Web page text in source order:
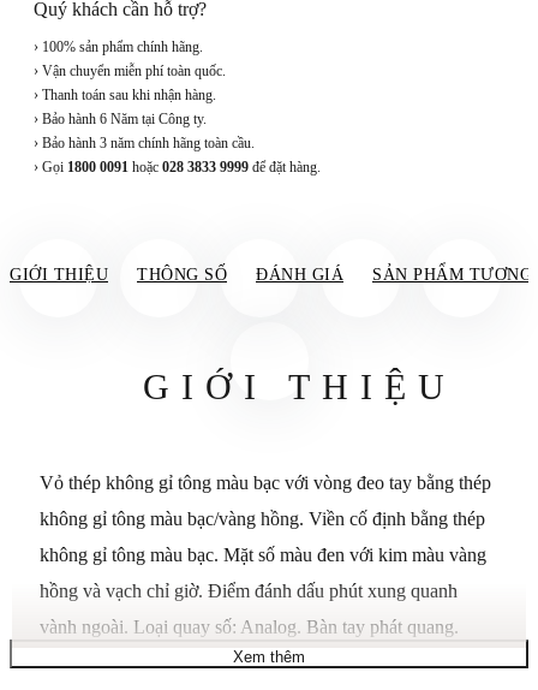
Quý khách cần hỗ trợ?
› 100% sản phẩm chính hãng.
› Vận chuyển miễn phí toàn quốc.
› Thanh toán sau khi nhận hàng.
› Bảo hành 6 Năm tại Công ty.
› Bảo hành 3 năm chính hãng toàn cầu.
› Gọi 1800 0091 hoặc 028 3833 9999 để đặt hàng.
GIỚI THIỆU THÔNG SỐ ĐÁNH GIÁ SẢN PHẨM TƯƠNG
GIỚI THIỆU
Vỏ thép không gỉ tông màu bạc với vòng đeo tay bằng thép
không gỉ tông màu bạc/vàng hồng. Viền cố định bằng thép
không gỉ tông màu bạc. Mặt số màu đen với kim màu vàng
hồng và vạch chỉ giờ. Điểm đánh dấu phút xung quanh
vành ngoài. Loại quay số: Analog. Bàn tay phát quang.
Hiển thị ngày ở vị trí 3 giờ.Xem thêm